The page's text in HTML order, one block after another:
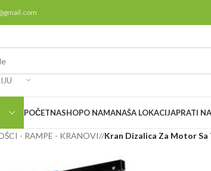
POČETNASHOPO NAMANAŠA LOKACIJAPRATI
- RAMPE - KRANOVI/ Kran Dizalica Za Motor